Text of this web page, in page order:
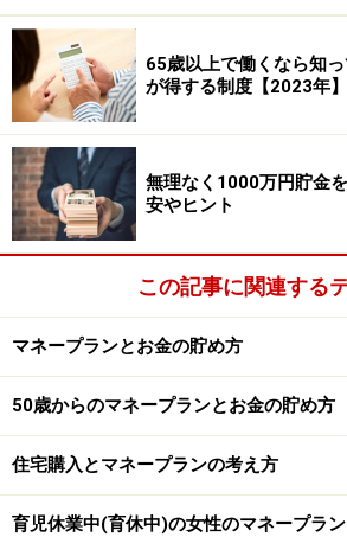
老後資金の準備状況に関するアンケ
しょう。
■退職後に生活用として準備してい
金除く）
必要額平均（希望額） 2,697.5万
保有資産額 1139.8万円
そのうち退職準備額の平均
希望する退職後の必要額「2,697.5万
644.6万円と、約1/4しか準備できて
で準備額が0円という結果には驚いて
65歳以上で働くなら知
が得する制度【2023年】
無理なく1000万円貯金
安やヒント
この記事に関連する
マネープランとお金の貯め方
50歳からのマネープランとお金の貯め方
住宅購入とマネープランの考え方
育児休業中(育休中)の女性のマネープラン